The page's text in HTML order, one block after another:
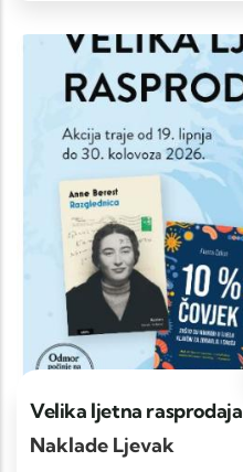
Velika ljetna rasprodaja
Naklade Ljevak